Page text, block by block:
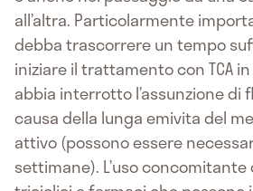
all’altra. Particolarmente
debba trascorrere un tempo
iniziare il trattamento con TCA
abbia interrotto l’assunzione di
causa della lunga emivita del
attivo (possono essere
settimane). L’uso